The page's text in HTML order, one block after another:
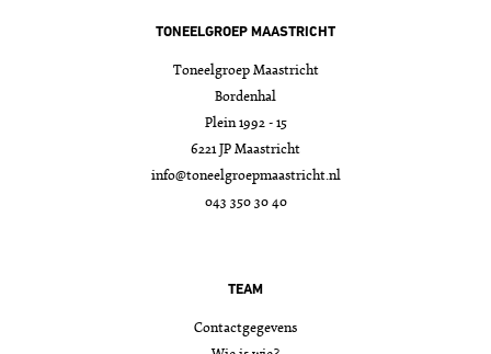
TONEELGROEP MAASTRICHT
Toneelgroep Maastricht
Bordenhal
Plein 1992 - 15
6221 JP Maastricht
info@toneelgroepmaastricht.nl
043 350 30 40
TEAM
Contactgegevens